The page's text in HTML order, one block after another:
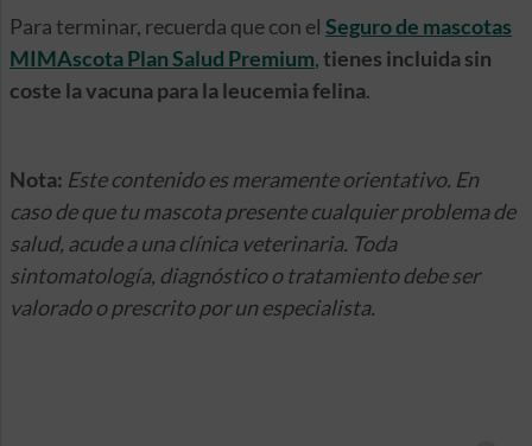
Para terminar, recuerda que con el Seguro de mascotas
MIMAscota Plan Salud Premium,tienes incluida sin
coste la vacuna para la leucemia felina.
Nota: Este contenido es meramente orientativo. En
caso de que tu mascota presente cualquier problema de
salud, acude a una clínica veterinaria. Toda
sintomatología, diagnóstico o tratamiento debe ser
valorado o prescrito por un especialista.